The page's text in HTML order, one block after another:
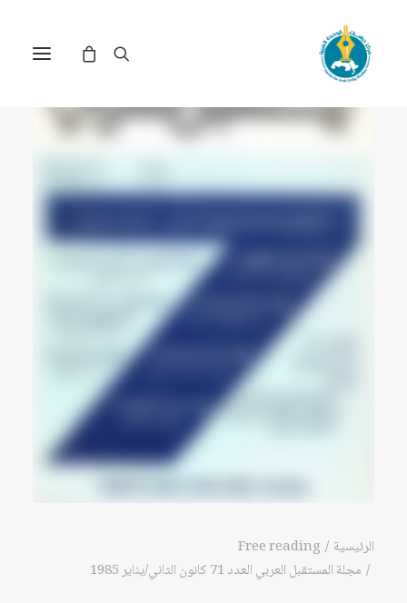
الرئيسية
Free reading
مجلة المستقبل العربي العدد 71 كانون الثاني/يناير 1985